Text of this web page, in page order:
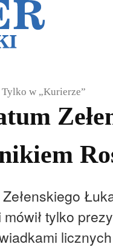
Tylko w „Kurierze”
Zełenskiego
mówił tylko